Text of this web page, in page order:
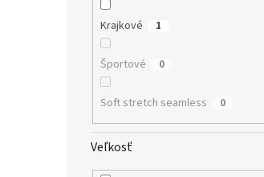
Krajkové 1
Športové 0
Soft stretch seamless 0
Veľkosť